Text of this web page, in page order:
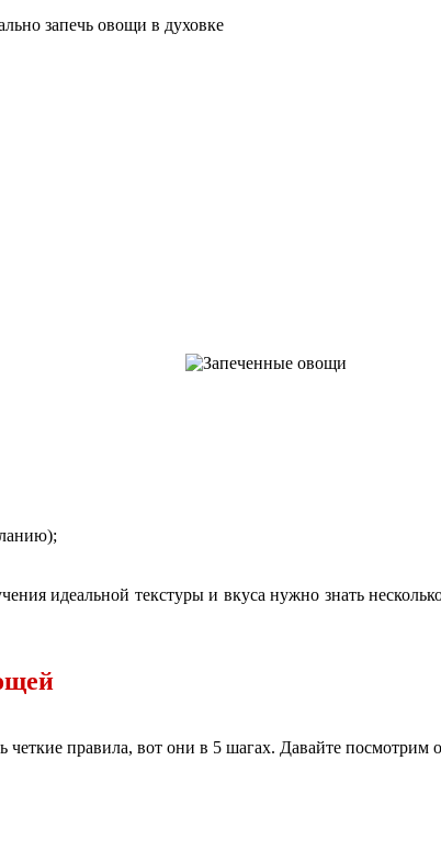
запечь овощи в духовке
идеальной текстуры и вкуса нужно знать
правила, вот они в 5 шагах. Давайте посмотрим